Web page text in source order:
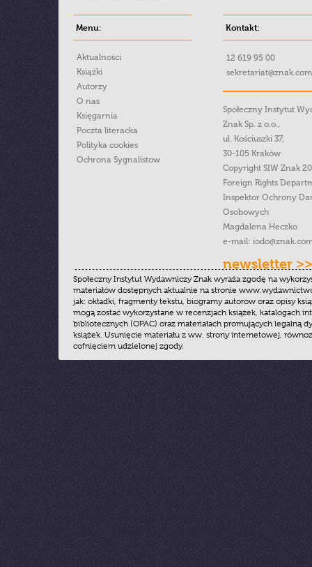
Menu:
Aktualności
Książki
Autorzy
O nas
Księgarnia
Poczta literacka
Polityka cookies
Ochrona Sygnalistow
Kontakt:
12 619 95 00
Społeczny Instytut
Znak Sp. z o.o.,
ul. Kościuszki 37,
30-105 Kraków
Copyright SIW Znak
Foreign Rights
Inspektor Ochrony
Osobowych
Magdalena Heczko
e-mail:
newsletter >>
Społeczny Instytut Wydawniczy Znak wyraża zgodę na
materiałów dostępnych aktualnie na stronie
jak: okładki, fragmenty tekstu, biogramy autorów oraz opisy
mogą zostać wykorzystane w recenzjach książek, katalogach
bibliotecznych (OPAC) oraz materiałach promujących legalną
książek. Usunięcie materiału z ww. strony internetowej,
cofnięciem udzielonej zgody.